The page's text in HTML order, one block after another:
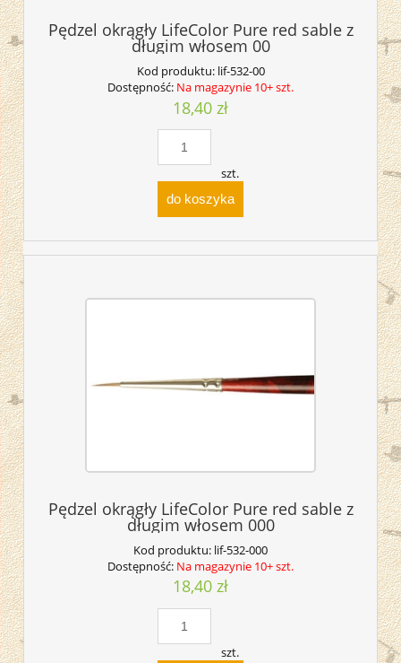
Pędzel okrągły LifeColor Pure red sable z
długim włosem 00
Kod produktu: lif-532-00
Dostępność: Na magazynie 10+ szt.
18,40 zł
szt.
do koszyka
Pędzel okrągły LifeColor Pure red sable z
długim włosem 000
Kod produktu: lif-532-000
Dostępność: Na magazynie 10+ szt.
18,40 zł
szt.